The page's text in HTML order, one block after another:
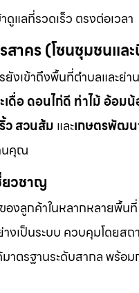
ดูแลที่รวดเร็ว ตรงต่อเวลา
าคร (โซนชุมชนแล
ยังเข้าถึงพื้นที่ตำบลและ
ดื่อ ดอนไก่ดี ท่าไม้ อ้อม
ว สวนส้ม และเกษตรพัฒ
นคุณ
วชาญ
องลูกค้าในหลากหลายพื้
างเป็นระบบ ควบคุมโด
าตรฐานระดับสากล พร้